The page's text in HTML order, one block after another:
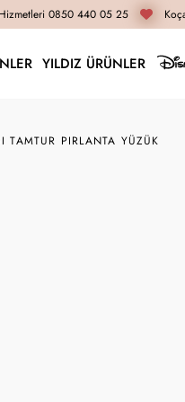
0850 440 05 25
YILDIZ ÜRÜNLER
TAMTUR PIRLANTA YÜZÜK